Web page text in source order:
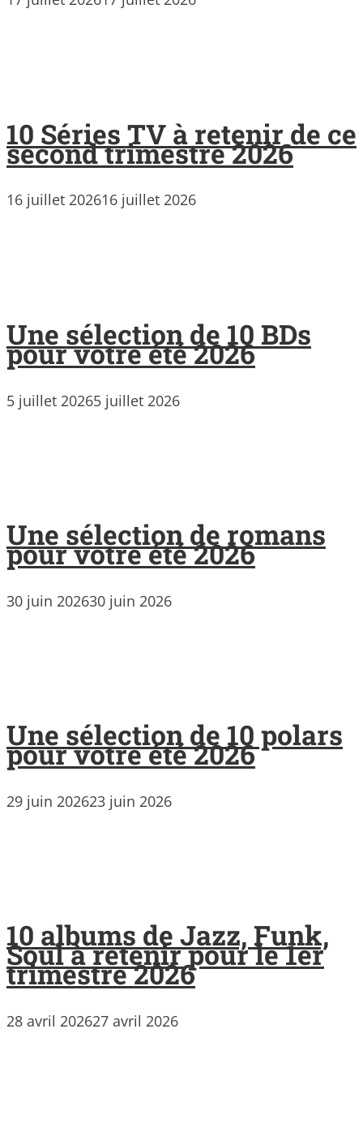
10 Séries TV à retenir de ce
second trimestre 2026
16 juillet 202616 juillet 2026
Une sélection de 10 BDs
pour votre été 2026
5 juillet 20265 juillet 2026
Une sélection de romans
pour votre été 2026
30 juin 202630 juin 2026
Une sélection de 10 polars
pour votre été 2026
29 juin 202623 juin 2026
10 albums de Jazz, Funk,
Soul à retenir pour le 1er
trimestre 2026
28 avril 202627 avril 2026